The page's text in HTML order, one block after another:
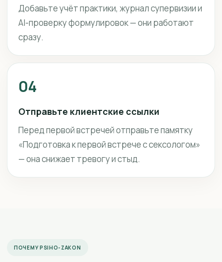
Добавьте учёт практики, журнал супервизии и
AI-проверку формулировок — они работают
сразу.
04
Отправьте клиентские ссылки
Перед первой встречей отправьте памятку
«Подготовка к первой встрече с сексологом»
— она снижает тревогу и стыд.
ПОЧЕМУ PSIHO-ZAKON